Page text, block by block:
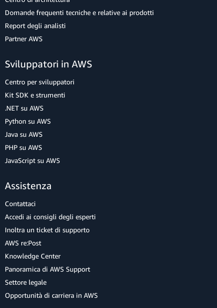
Domande frequenti tecniche e relative ai prodotti
Report degli analisti
Partner AWS
Sviluppatori in AWS
Centro per sviluppatori
Kit SDK e strumenti
.NET su AWS
Python su AWS
Java su AWS
PHP su AWS
JavaScript su AWS
Assistenza
Contattaci
Accedi ai consigli degli esperti
Inoltra un ticket di supporto
AWS re:Post
Knowledge Center
Panoramica di AWS Support
Settore legale
Opportunità di carriera in AWS